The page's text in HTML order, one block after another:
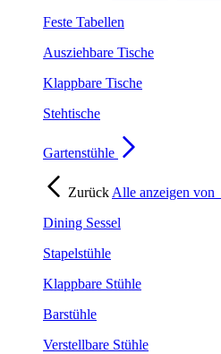
Feste Tabellen
Ausziehbare Tische
Klappbare Tische
Stehtische
Gartenstühle
Zurück Alle anzeigen von
Dining Sessel
Stapelstühle
Klappbare Stühle
Barstühle
Verstellbare Stühle